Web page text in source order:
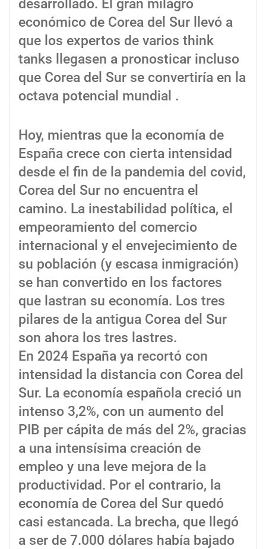
desarrollado. El gran milagro
económico de Corea del Sur llevó a
que los expertos de varios think
tanks llegasen a pronosticar incluso
que Corea del Sur se convertiría en la
octava potencial mundial .
Hoy, mientras que la economía de
España crece con cierta intensidad
desde el fin de la pandemia del covid,
Corea del Sur no encuentra el
camino. La inestabilidad política, el
empeoramiento del comercio
internacional y el envejecimiento de
su población (y escasa inmigración)
se han convertido en los factores
que lastran su economía. Los tres
pilares de la antigua Corea del Sur
son ahora los tres lastres.
En 2024 España ya recortó con
intensidad la distancia con Corea del
Sur. La economía española creció un
intenso 3,2%, con un aumento del
PIB per cápita de más del 2%, gracias
a una intensísima creación de
empleo y una leve mejora de la
productividad. Por el contrario, la
economía de Corea del Sur quedó
casi estancada. La brecha, que llegó
a ser de 7.000 dólares había bajado